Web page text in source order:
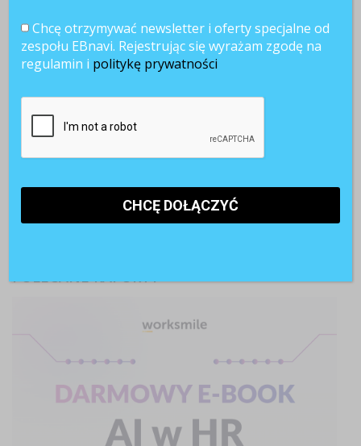
Najnowsze artykuły
Paraliż decyzyjny w firmach. Dlaczego ostrożność hamuje
kadry?
AI w rekrutacji. 74% kandydatów korzysta ze sztucznej
inteligencji
POLECANE RAPORTY
Chcę otrzymywać newsletter i oferty specjalne od
zespołu EBnavi. Rejestrując się wyrażam zgodę na
regulamin i politykę prywatności